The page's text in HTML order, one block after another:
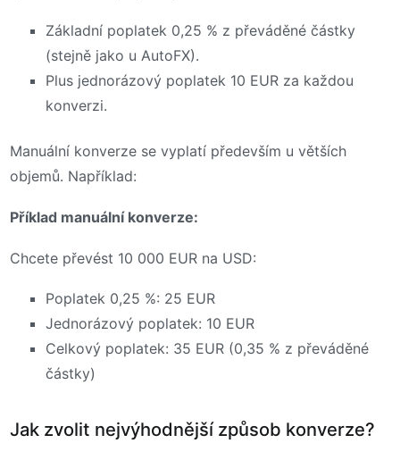
Základní poplatek 0,25 % z převáděné částky
(stejně jako u AutoFX).
Plus jednorázový poplatek 10 EUR za každou
konverzi.
Manuální konverze se vyplatí především u větších
objemů. Například:
Příklad manuální konverze:
Chcete převést 10 000 EUR na USD:
Poplatek 0,25 %: 25 EUR
Jednorázový poplatek: 10 EUR
Celkový poplatek: 35 EUR (0,35 % z převáděné
částky)
Jak zvolit nejvýhodnější způsob konverze?